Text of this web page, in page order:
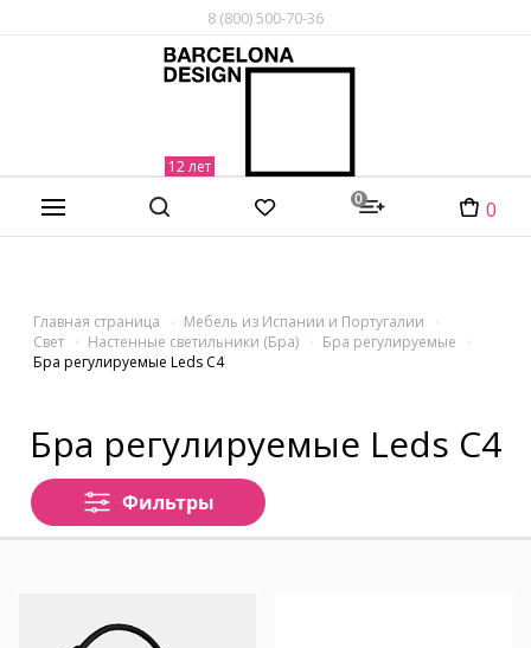
8 (800) 500-70-36
0 0
Главная страница
Мебель из Испании и Португалии
Свет
Настенные светильники (Бра)
Бра регулируемые
Бра регулируемые Leds C4
Бра регулируемые Leds C4
Фильтры